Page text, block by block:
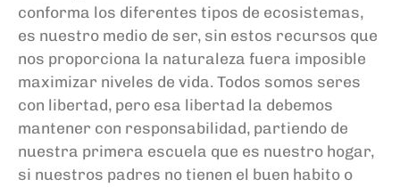
conforma los diferentes tipos de ecosistemas,
es nuestro medio de ser, sin estos recursos que
nos proporciona la naturaleza fuera imposible
maximizar niveles de vida. Todos somos seres
con libertad, pero esa libertad la debemos
mantener con responsabilidad, partiendo de
nuestra primera escuela que es nuestro hogar,
si nuestros padres no tienen el buen habito o